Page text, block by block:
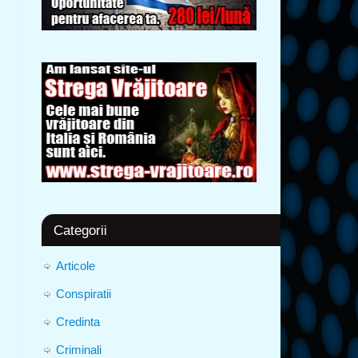
Categorii
Articole
Conspiratii
Credinta
Criminali